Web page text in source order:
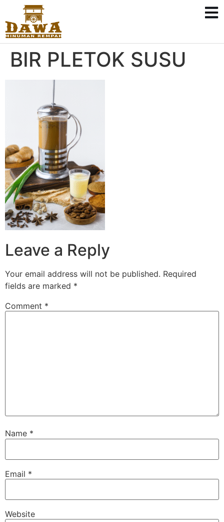
BIR PLETOK SUSU
Leave a Reply
Your email address will not be published. Required
fields are marked *
Comment *
Name *
Email *
Website